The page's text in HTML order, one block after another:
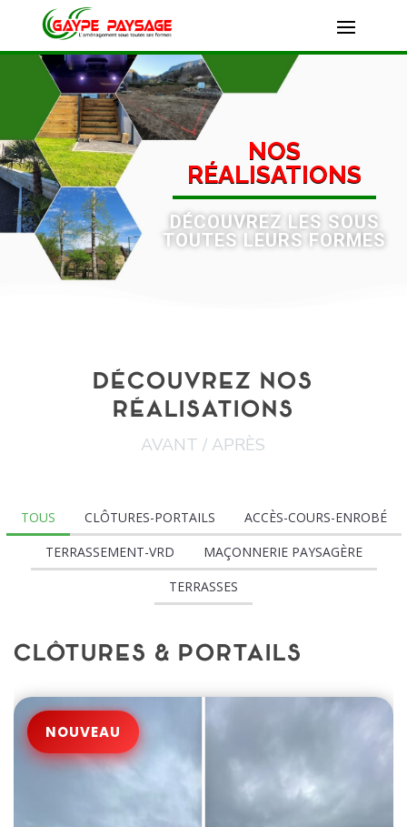
NOS
RÉALISATIONS
DÉCOUVREZ LES SOUS
TOUTES LEURS FORMES
DÉCOUVREZ NOS
RÉALISATIONS
AVANT / APRÈS
TOUS CLÔTURES-PORTAILS
ACCÈS-COURS-ENROBÉ
TERRASSEMENT-VRD
MAÇONNERIE PAYSAGÈRE
TERRASSES
CLÔTURES & PORTAILS